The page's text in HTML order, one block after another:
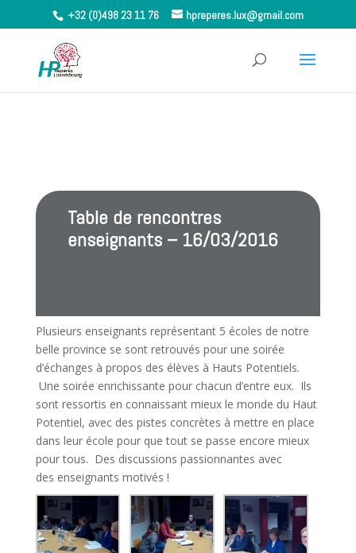
+32 (0)498 23 11 76 hpreperes.lux@gmail.com
Table de rencontres
enseignants – 16/03/2016
Plusieurs enseignants représentant 5 écoles de notre
belle province se sont retrouvés pour une soirée
d’échanges à propos des élèves à Hauts Potentiels.
Une soirée enrichissante pour chacun d’entre eux. Ils
sont ressortis en connaissant mieux le monde du Haut
Potentiel, avec des pistes concrètes à mettre en place
dans leur école pour que tout se passe encore mieux
pour tous. Des discussions passionnantes avec
des enseignants motivés !